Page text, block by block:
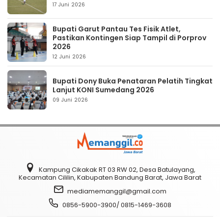
17 Juni 2026
Bupati Garut Pantau Tes Fisik Atlet,
Pastikan Kontingen Siap Tampil di Porprov
2026
12 Juni 2026
Bupati Dony Buka Penataran Pelatih Tingkat
Lanjut KONI Sumedang 2026
09 Juni 2026
Kampung Cikakak RT 03 RW 02, Desa Batulayang,
Kecamatan Cililin, Kabupaten Bandung Barat, Jawa Barat
mediamemanggil@gmail.com
0856-5900-3900/ 0815-1469-3608